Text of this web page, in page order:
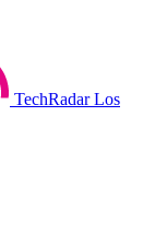
TechRadar Los